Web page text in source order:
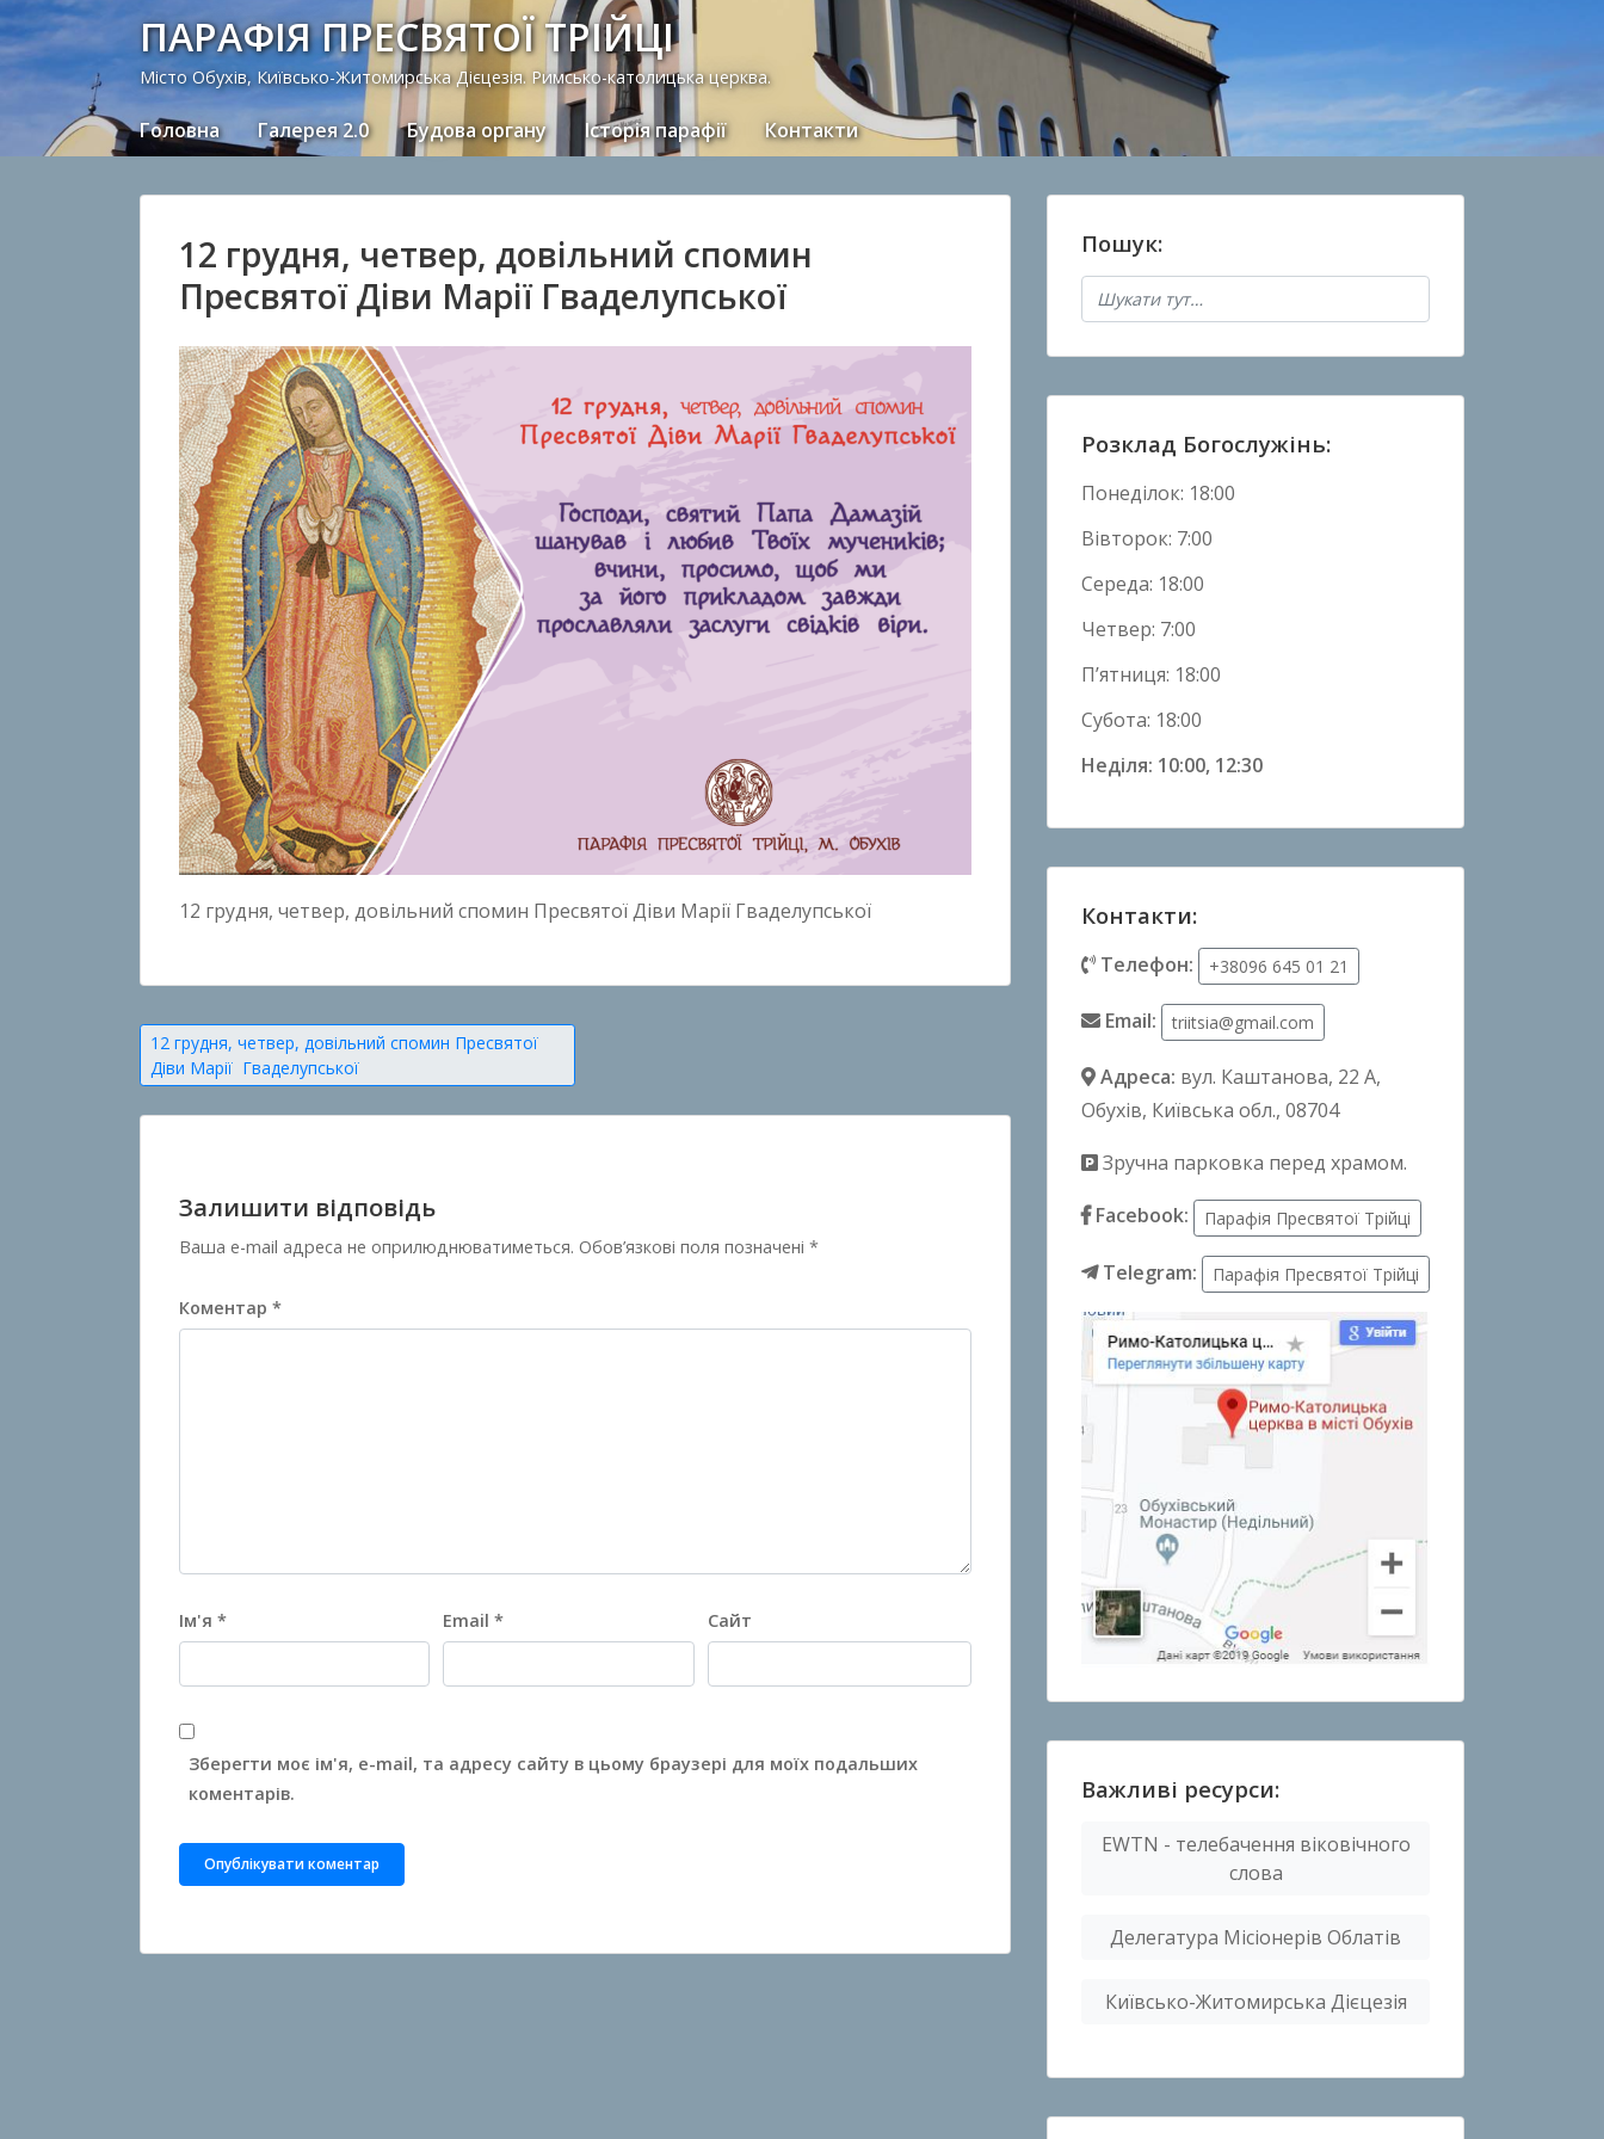
ПАРАФІЯ ПРЕСВЯТОЇ ТРІЙЦІ
Місто Обухів, Київсько-Житомирська Дієцезія. Римсько-католицька церква.
Головна Галерея 2.0 Будова органу Історія парафії Контакти
12 грудня, четвер, довільний спомин
Пресвятої Діви Марії Гваделупської
12 грудня, четвер, довільний спомин Пресвятої Діви Марії Гваделупської
Навігація
записів
12 грудня, четвер, довільний спомин Пресвятої
Діви Марії Гваделупської
Залишити відповідь
Ваша e-mail адреса не оприлюднюватиметься. Обов’язкові поля позначені *
Коментар *
Ім'я * Email* Сайт
Зберегти моє ім'я, e-mail, та адресу сайту в цьому браузері для моїх подальших
коментарів.
Пошук:
Розклад Богослужінь:
Понеділок: 18:00
Вівторок: 7:00
Середа: 18:00
Четвер: 7:00
П’ятниця: 18:00
Субота: 18:00
Неділя: 10:00, 12:30
Контакти:
Телефон: +38096 645 01 21
Email: triitsia@gmail.com
Адреса: вул. Каштанова, 22 А,
Обухів, Київська обл., 08704
Зручна парковка перед храмом.
Facebook:
Парафія Пресвятої Трійці
Telegram: Парафія Пресвятої Трійці
Важливі ресурси:
EWTN - телебачення віковічного
слова
Делегатура Місіонерів Облатів
Київсько-Житомирська Дієцезія